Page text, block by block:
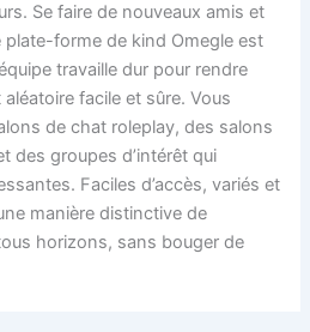
Se faire de nouveaux amis et
forme de kind Omegle est
travaille dur pour rendre
facile et sûre. Vous
de chat roleplay, des salons
des groupes d’intérêt qui
Faciles d’accès, variés et
manière distinctive de
horizons, sans bouger de